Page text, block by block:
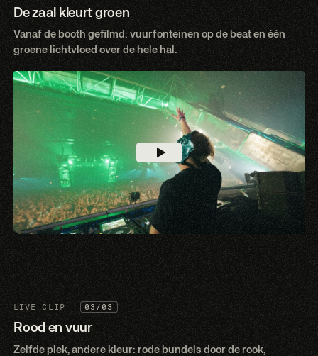
De zaal kleurt groen
Vanaf de booth gefilmd: vuurfonteinen op de beat en één
groene lichtvloed over de hele hal.
LIVE CLIP · 03/03
Rood en vuur
Zelfde plek, andere kleur: rode bundels door de rook,